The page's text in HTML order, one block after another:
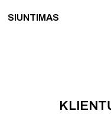
SIUNTIMAS